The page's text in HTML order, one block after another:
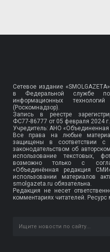
Сетевое издание
в Федеральной службе
информационных
(Роскомнадзор).
Запись в реестре
ФС77-86777 от 05 февраля 2024 г.
Учредитель: АНО «Объединенная
Все права на любые
защищены в соответствии с
законодательством об
использование текстовых,
возможно только с
«Объединённая редакция
использовании материалов
smolgazeta.ru обязательна.
Редакция не несет
комментариях читателей.